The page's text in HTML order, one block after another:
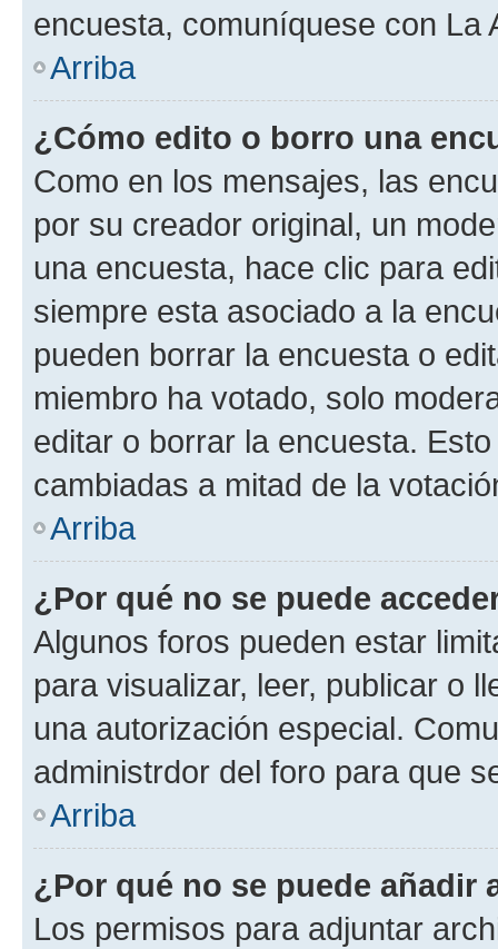
encuesta, comuníquese con La
Arriba
¿Cómo edito o borro una
Como en los mensajes, las
por su creador original, un
una encuesta, hace clic para
siempre esta asociado a la
pueden borrar la encuesta o
miembro ha votado, solo
editar o borrar la encuesta.
cambiadas a mitad de la
Arriba
¿Por qué no se puede
Algunos foros pueden estar
para visualizar, leer, publicar o
una autorización especial.
administrdor del foro para que
Arriba
¿Por qué no se puede añadir
Los permisos para adjuntar